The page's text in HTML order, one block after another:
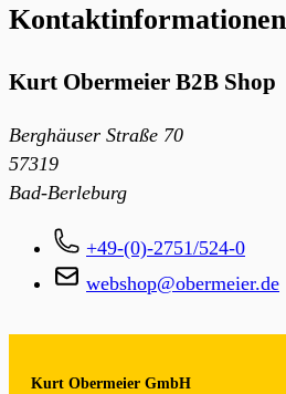
Kontaktinformationen
Kurt Obermeier B2B Shop
Berghäuser Straße 70
57319
Bad-Berleburg
+49-(0)-2751/524-0
webshop@obermeier.de
Kurt Obermeier GmbH